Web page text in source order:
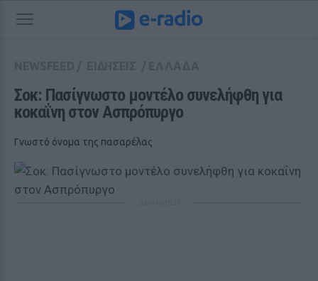
Σοκ: Πασίγνωστο μοντέλο συνελήφθη για
κοκαΐνη στον Ασπρόπυργο
Γνωστό όνομα της πασαρέλας